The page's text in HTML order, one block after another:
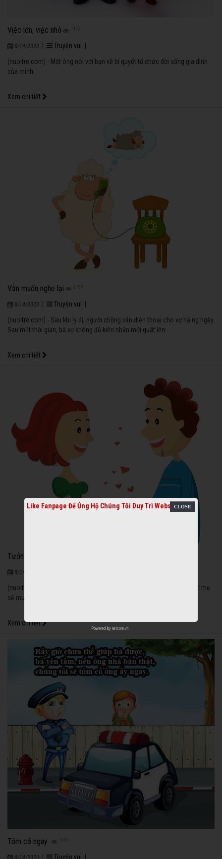
Việc lớn, việc nhỏ 1175
8/14/2020 | Truyện vui |
(nuoitre.com) - Một ông nói với bạn về bí quyết tổ chức đời sống gia đình
của mình:
Xem chi tiết
Vẫn muốn nghe lại 1158
8/14/2020 Truyện vui
(nuoitre.com) - Sau khi ly dị, người chồng vẫn điện thoại cho vợ hằ ng ngày.
Sau một thời gian, bà vợ không đủ kiên nhẫn mới quát lên:
Xem chi tiết
Tưởng bở
8/14/2020
(nuoitre.com) - Chàng trai hỏi cô gái: "Em yêu, nếu anh cưới em thì bố mẹ
sẽ mua xe hơi đời mới cho anh chứ?"
Xem chi tiết
Tóm cổ ngay 1153
8/14/2020 | Truyện vui |
Like Fanpage Để Ủng Hộ Chúng Tôi Duy Trì Website
Powered by netcore.vn